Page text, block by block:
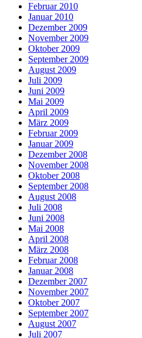
Februar 2010
Januar 2010
Dezember 2009
November 2009
Oktober 2009
September 2009
August 2009
Juli 2009
Juni 2009
Mai 2009
April 2009
März 2009
Februar 2009
Januar 2009
Dezember 2008
November 2008
Oktober 2008
September 2008
August 2008
Juli 2008
Juni 2008
Mai 2008
April 2008
März 2008
Februar 2008
Januar 2008
Dezember 2007
November 2007
Oktober 2007
September 2007
August 2007
Juli 2007